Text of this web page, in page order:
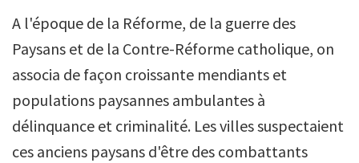
A l'époque de la Réforme, de la guerre des
Paysans et de la Contre-Réforme catholique, on
associa de façon croissante mendiants et
populations paysannes ambulantes à
délinquance et criminalité. Les villes suspectaient
ces anciens paysans d'être des combattants